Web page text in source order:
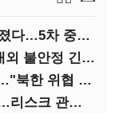
(긴급진단)"미 중동외교 정책 무너졌다…5차 중동전 가능성은 낮아"
윤 대통령 "국제분쟁 배제 못해…대외 불안정 긴밀대응"
한미일, 해양차단훈련·대해적훈련…"북한 위협 억제"
윤 대통령 "이·팔 사태로 물가부담…리스크 관리 만전 기해야"